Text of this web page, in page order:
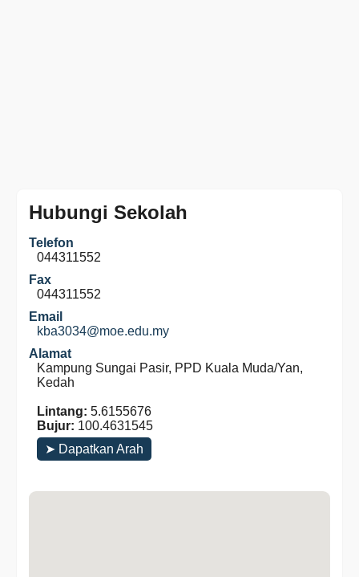
Hubungi Sekolah
Telefon
044311552
Fax
044311552
Email
kba3034@moe.edu.my
Alamat
Kampung Sungai Pasir, PPD Kuala Muda/Yan,
Kedah
Lintang: 5.6155676
Bujur: 100.4631545
➤ Dapatkan Arah